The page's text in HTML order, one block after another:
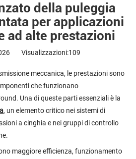
della puleggia
per applicazioni
ad alte prestazioni
Visualizzazioni:109
meccanica, le prestazioni sono
che funzionano
Una di queste parti essenziali è la
, un elemento critico nei sistemi di
a cinghia e nei gruppi di controllo
maggiore efficienza, funzionamento